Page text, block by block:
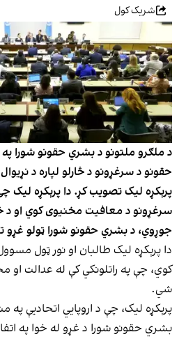
شریک کول
د ملګرو ملتونو د بشري حقونو شورا
حقونو د سرغړونو د څارلو لپاره د
پرېکړه لیک تصویب کړ. دا پرېکړه لیک
سرغړونو د معافیت مخنیوی کوي او د
جوړوي، د بشري حقونو شورا ټولو غړو
دا پرېکړه لیک طالبان او نور ټول
کوي، چې په راتلونکي کې له عدالت
شي.
پرېکړه لیک، چې د اروپایي اتحادیې
بشري حقونو شورا د غړو له خوا په